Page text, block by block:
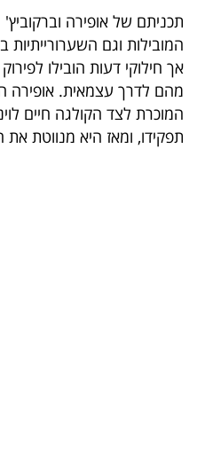
טלוויזיה
עסקי
ספורט
קריירה
תכניתם של אופירה
המובילות וגם השערורייתיות
אך חילוקי דעות הובילו
מהם לדרך עצמאית.
המוכרת לצד הקולגה חיים
תפקידו, ומאז היא מנווטת